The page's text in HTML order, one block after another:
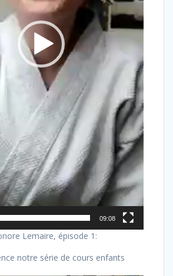
09:08
Lemaire, épisode 1:
notre série de cours enfants